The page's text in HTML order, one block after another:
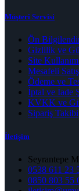
Müşteri Servisi
Ön
Gizlilik ve
Site
Mesafeli
Ödeme ve
İptal ve İade
KVKK ve
Sipariş Takibi
İletişim
Seyrantepe
0538 611 23
0850 803 55